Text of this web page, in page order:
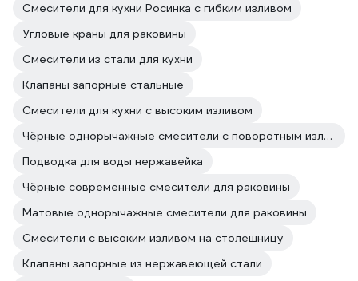
Смесители для кухни Росинка с гибким изливом
Угловые краны для раковины
Смесители из стали для кухни
Клапаны запорные стальные
Смесители для кухни с высоким изливом
Чёрные однорычажные смесители с поворотным изливом
Подводка для воды нержавейка
Чёрные современные смесители для раковины
Матовые однорычажные смесители для раковины
Смесители с высоким изливом на столешницу
Клапаны запорные из нержавеющей стали